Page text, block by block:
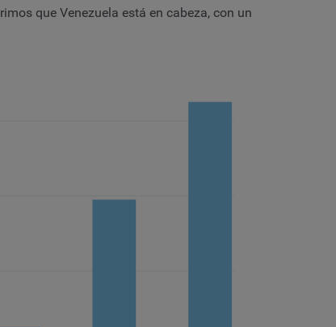
que Venezuela está en cabeza, con un